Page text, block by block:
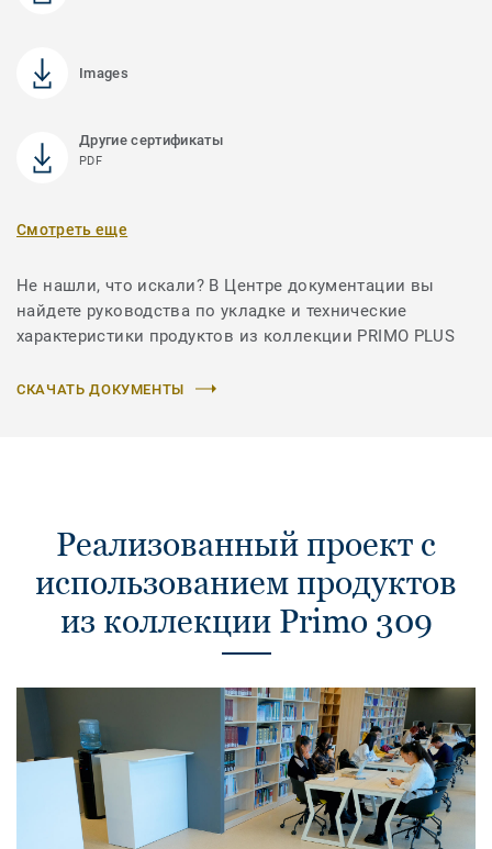
Images
Другие сертификаты
PDF
Смотреть еще
Не нашли, что искали? В Центре документации вы
найдете руководства по укладке и технические
характеристики продуктов из коллекции PRIMO PLUS
СКАЧАТЬ ДОКУМЕНТЫ
Реализованный проект с
использованием продуктов
из коллекции Primo 309